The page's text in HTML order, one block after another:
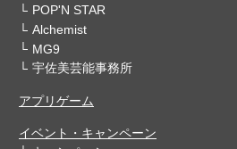
POP'N STAR
Alchemist
MG9
宇佐美芸能事務所
アプリゲーム
イベント・キャンペーン